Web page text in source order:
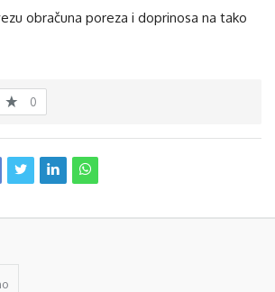
obračuna poreza i doprinosa na tako
0